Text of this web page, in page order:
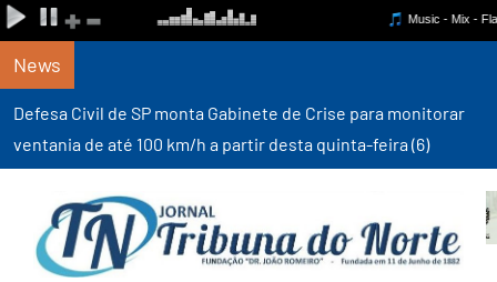
News
Defesa Civil de SP monta Gabinete de Crise para monitorar
ventania de até 100 km/h a partir desta quinta-feira (6)